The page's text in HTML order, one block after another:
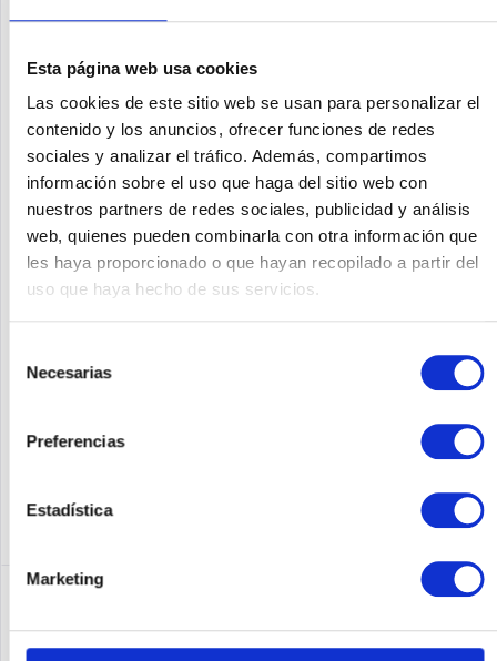
Esta página web usa cookies
Las cookies de este sitio web se usan para personalizar el
contenido y los anuncios, ofrecer funciones de redes
sociales y analizar el tráfico. Además, compartimos
información sobre el uso que haga del sitio web con
nuestros partners de redes sociales, publicidad y análisis
web, quienes pueden combinarla con otra información que
les haya proporcionado o que hayan recopilado a partir del
uso que haya hecho de sus servicios.
Necesarias
Preferencias
Estadística
Marketing
HP J9801A
Die Geräte der HP 1810 Switch-Serie sind intelligent verwaltete
Gigabit Ethernet- und Fast Ethernet-Layer 2-Switches mit
fester Konfiguration und eignen sich ideal für kleine